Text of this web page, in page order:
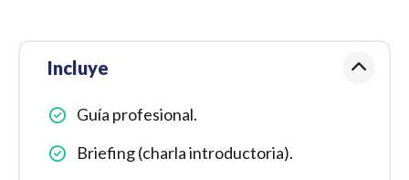
Incluye
Guía profesional.
Briefing (charla introductoria).